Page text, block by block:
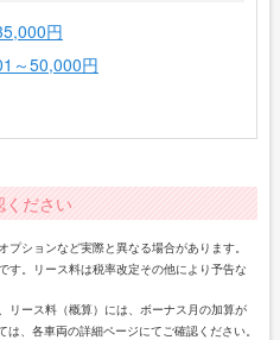
円
～50,000円
ください
ションなど実際と異なる場合があります。
す。リース料は税率改定その他により予告な
リース料（概算）には、ボーナス月の加算が
、各車両の詳細ページにてご確認ください。